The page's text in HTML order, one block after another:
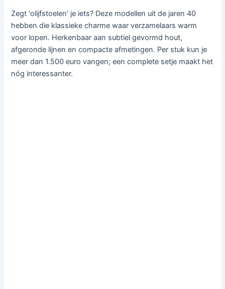
Zegt ‘olijfstoelen’ je iets? Deze modellen uit de jaren 40
hebben die klassieke charme waar verzamelaars warm
voor lopen. Herkenbaar aan subtiel gevormd hout,
afgeronde lijnen en compacte afmetingen. Per stuk kun je
meer dan 1.500 euro vangen; een complete setje maakt het
nóg interessanter.